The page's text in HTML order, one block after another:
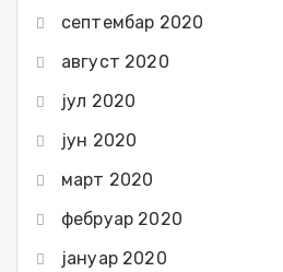
септембар 2020
август 2020
јул 2020
јун 2020
март 2020
фебруар 2020
јануар 2020